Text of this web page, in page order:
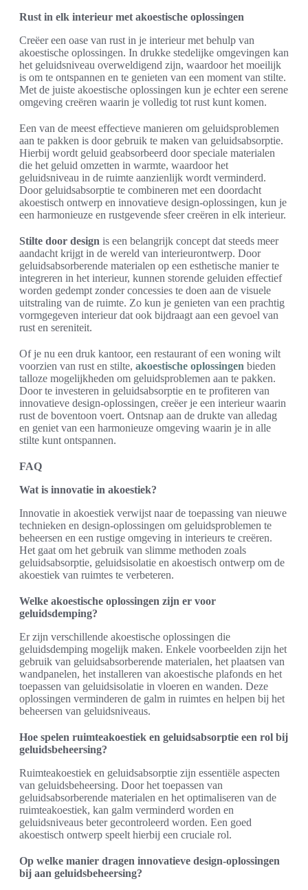
Rust in elk interieur met akoestische oplossingen
Creëer een oase van rust in je interieur met behulp van
akoestische oplossingen. In drukke stedelijke omgevingen kan
het geluidsniveau overweldigend zijn, waardoor het moeilijk
is om te ontspannen en te genieten van een moment van stilte.
Met de juiste akoestische oplossingen kun je echter een serene
omgeving creëren waarin je volledig tot rust kunt komen.
Een van de meest effectieve manieren om geluidsproblemen
aan te pakken is door gebruik te maken van geluidsabsorptie.
Hierbij wordt geluid geabsorbeerd door speciale materialen
die het geluid omzetten in warmte, waardoor het
geluidsniveau in de ruimte aanzienlijk wordt verminderd.
Door geluidsabsorptie te combineren met een doordacht
akoestisch ontwerp en innovatieve design-oplossingen, kun je
een harmonieuze en rustgevende sfeer creëren in elk interieur.
Stilte door design is een belangrijk concept dat steeds meer
aandacht krijgt in de wereld van interieurontwerp. Door
geluidsabsorberende materialen op een esthetische manier te
integreren in het interieur, kunnen storende geluiden effectief
worden gedempt zonder concessies te doen aan de visuele
uitstraling van de ruimte. Zo kun je genieten van een prachtig
vormgegeven interieur dat ook bijdraagt aan een gevoel van
rust en sereniteit.
Of je nu een druk kantoor, een restaurant of een woning wilt
voorzien van rust en stilte, akoestische oplossingen bieden
talloze mogelijkheden om geluidsproblemen aan te pakken.
Door te investeren in geluidsabsorptie en te profiteren van
innovatieve design-oplossingen, creëer je een interieur waarin
rust de boventoon voert. Ontsnap aan de drukte van alledag
en geniet van een harmonieuze omgeving waarin je in alle
stilte kunt ontspannen.
FAQ
Wat is innovatie in akoestiek?
Innovatie in akoestiek verwijst naar de toepassing van nieuwe
technieken en design-oplossingen om geluidsproblemen te
beheersen en een rustige omgeving in interieurs te creëren.
Het gaat om het gebruik van slimme methoden zoals
geluidsabsorptie, geluidsisolatie en akoestisch ontwerp om de
akoestiek van ruimtes te verbeteren.
Welke akoestische oplossingen zijn er voor
geluidsdemping?
Er zijn verschillende akoestische oplossingen die
geluidsdemping mogelijk maken. Enkele voorbeelden zijn het
gebruik van geluidsabsorberende materialen, het plaatsen van
wandpanelen, het installeren van akoestische plafonds en het
toepassen van geluidsisolatie in vloeren en wanden. Deze
oplossingen verminderen de galm in ruimtes en helpen bij het
beheersen van geluidsniveaus.
Hoe spelen ruimteakoestiek en geluidsabsorptie een rol bij
geluidsbeheersing?
Ruimteakoestiek en geluidsabsorptie zijn essentiële aspecten
van geluidsbeheersing. Door het toepassen van
geluidsabsorberende materialen en het optimaliseren van de
ruimteakoestiek, kan galm verminderd worden en
geluidsniveaus beter gecontroleerd worden. Een goed
akoestisch ontwerp speelt hierbij een cruciale rol.
Op welke manier dragen innovatieve design-oplossingen
bij aan geluidsbeheersing?